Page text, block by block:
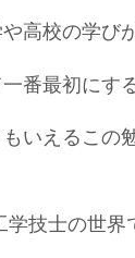
高校の学び
番最初にす
いえるこの
学技士の世